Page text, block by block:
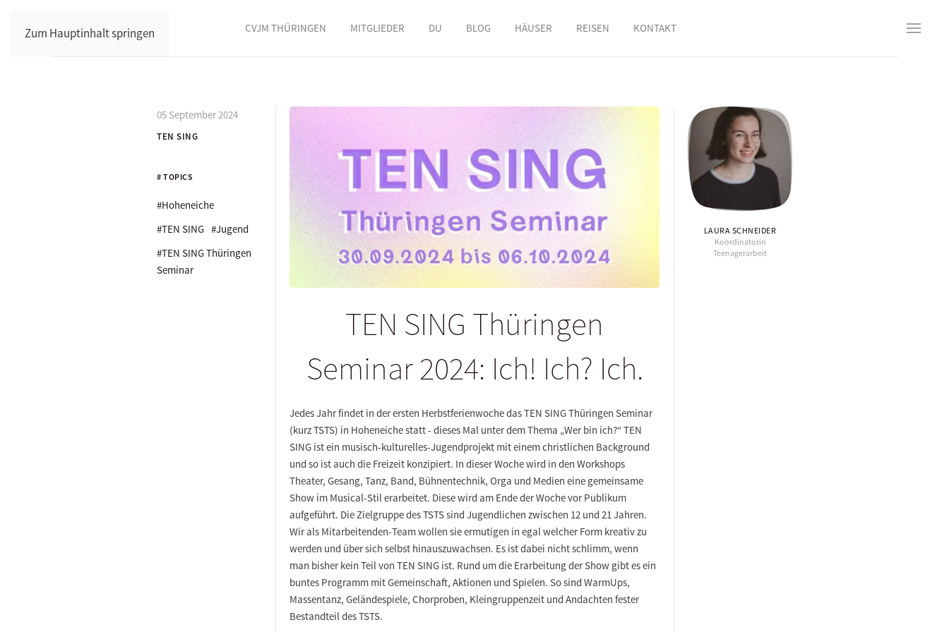
Zum Hauptinhalt springen CVJM THÜRINGEN MITGLIEDER DU BLOG HÄUSER REISEN KONTAKT
05 September 2024
TEN SING
# TOPICS
#Hoheneiche
#TEN SING #Jugend
#TEN SING Thüringen
Seminar
TEN SING Thüringen
Seminar 2024: Ich! Ich? Ich.
Jedes Jahr findet in der ersten Herbstferienwoche das TEN SING Thüringen Seminar
(kurz TSTS) in Hoheneiche statt - dieses Mal unter dem Thema „Wer bin ich?“ TEN
SING ist ein musisch-kulturelles-Jugendprojekt mit einem christlichen Background
und so ist auch die Freizeit konzipiert. In dieser Woche wird in den Workshops
Theater, Gesang, Tanz, Band, Bühnentechnik, Orga und Medien eine gemeinsame
Show im Musical-Stil erarbeitet. Diese wird am Ende der Woche vor Publikum
aufgeführt. Die Zielgruppe des TSTS sind Jugendlichen zwischen 12 und 21 Jahren.
Wir als Mitarbeitenden-Team wollen sie ermutigen in egal welcher Form kreativ zu
werden und über sich selbst hinauszuwachsen. Es ist dabei nicht schlimm, wenn
man bisher kein Teil von TEN SING ist. Rund um die Erarbeitung der Show gibt es ein
buntes Programm mit Gemeinschaft, Aktionen und Spielen. So sind WarmUps,
Massentanz, Geländespiele, Chorproben, Kleingruppenzeit und Andachten fester
Bestandteil des TSTS.
LAURA SCHNEIDER
Koordinatorin
Teenagerarbeit